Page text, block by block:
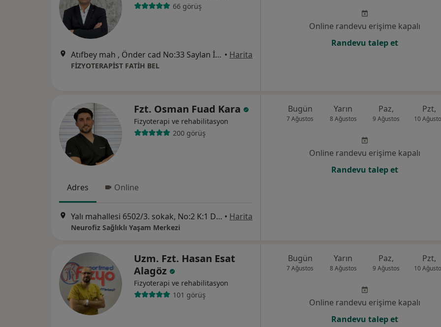
66 görüş
Atıfbey mah , Önder cad No:33 Saylan İş Merkezi Da:16 Kat:4, İzmir • Harita
FİZYOTERAPİST FATİH BEL
Online randevu erişime kapalı
Randevu talep et
Fzt. Osman Fuad Kara
Fizyoterapi ve rehabilitasyon
200 görüş
Adres Online
Yalı mahallesi 6502/3. sokak, No:2 K:1 D:3 Zehra Ofis, İzmir • Harita
Neurofiz Sağlıklı Yaşam Merkezi
Bugün
7 Ağustos
Yarın
8 Ağustos
Paz,
9 Ağustos
Pzt,
10
Online randevu erişime kapalı
Randevu talep et
Uzm. Fzt. Hasan Esat
Alagöz
Fizyoterapi ve rehabilitasyon
101 görüş
Bugün
7 Ağustos
Yarın
8 Ağustos
Paz,
9 Ağustos
Pzt,
10
Online randevu erişime kapalı
Randevu talep et